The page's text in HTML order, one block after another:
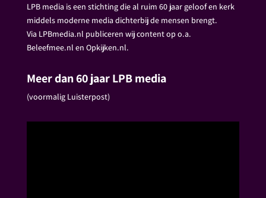
LPB media is een stichting die al ruim 60 jaar geloof en kerk
middels moderne media dichterbij de mensen brengt.
Via LPBmedia.nl publiceren wij content op o.a.
Beleefmee.nl en Opkijken.nl.
Meer dan 60 jaar LPB media
(voormalig Luisterpost)